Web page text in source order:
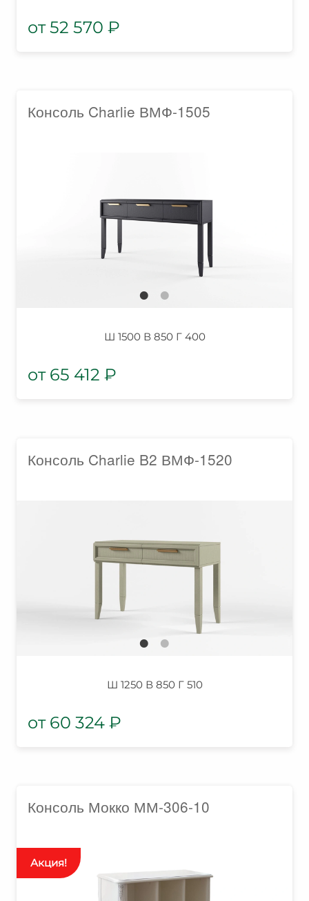
52 570 ₽
Консоль Charlie ВМФ-1505
Ш 1500 В 850 Г 400
65 412 ₽
Консоль Charlie B2 ВМФ-1520
Ш 1250 В 850 Г 510
60 324 ₽
Консоль Мокко ММ-306-10